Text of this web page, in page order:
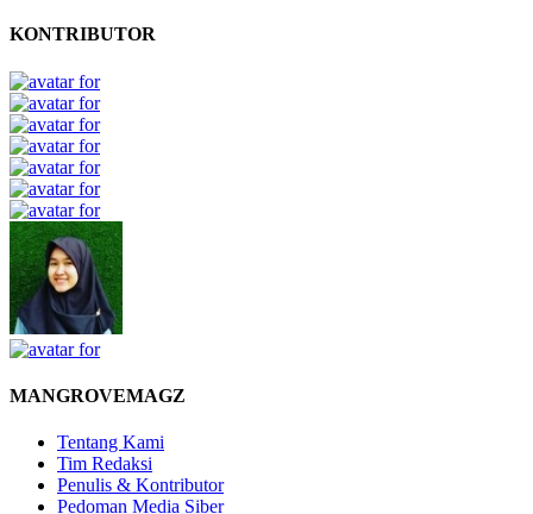
KONTRIBUTOR
MANGROVEMAGZ
Tentang Kami
Tim Redaksi
Penulis & Kontributor
Pedoman Media Siber